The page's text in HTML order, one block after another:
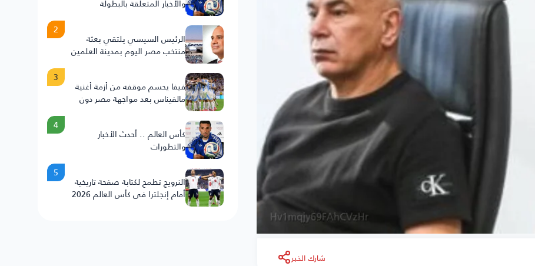
شارك الخبر
الرئيس السيسي يلتقي بعثة
منتخب مصر اليوم بمدينة العلمين
2
فيفا يحسم موقفه من أزمة أغنية
مالفيناس بعد مواجهة مصر دون
3
كأس العالم .. أحدث الأخبار
والتطورات
4
النرويج تطمح لكتابة صفحة تاريخية
أمام إنجلترا في كأس العالم 2026
5